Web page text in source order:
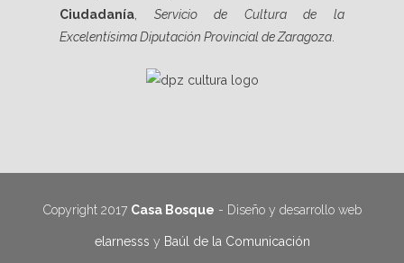
Ciudadanía
Servicio de Cultura de la
Excelentísima Diputación Provincial de Zaragoza
Copyright 2017 Casa Bosque - Diseño y desarrollo web
elarnesss y Baúl de la Comunicación